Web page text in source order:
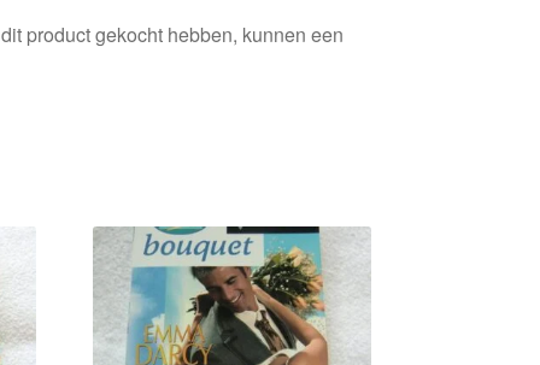
product gekocht hebben, kunnen een